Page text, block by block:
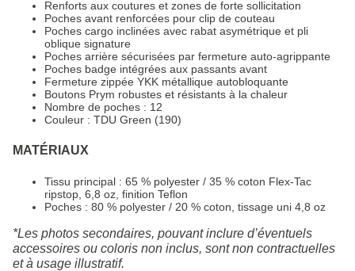
Renforts aux coutures et zones de forte sollicitation
Poches avant renforcées pour clip de couteau
Poches cargo inclinées avec rabat asymétrique et pli
oblique signature
Poches arrière sécurisées par fermeture auto-agrippante
Poches badge intégrées aux passants avant
Fermeture zippée YKK métallique autobloquante
Boutons Prym robustes et résistants à la chaleur
Nombre de poches : 12
Couleur : TDU Green (190)
MATÉRIAUX
Tissu principal : 65 % polyester / 35 % coton Flex-Tac
ripstop, 6,8 oz, finition Teflon
Poches : 80 % polyester / 20 % coton, tissage uni 4,8 oz
*Les photos secondaires, pouvant inclure d’éventuels
accessoires ou coloris non inclus, sont non contractuelles
et à usage illustratif.